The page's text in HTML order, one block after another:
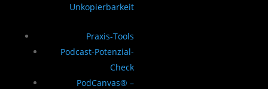
Unkopierbarkeit
Praxis-Tools
Podcast-Potenzial-
Check
PodCanvas® –